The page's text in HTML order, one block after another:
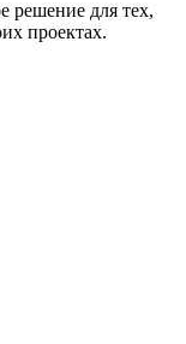
решение для тех,
проектах.